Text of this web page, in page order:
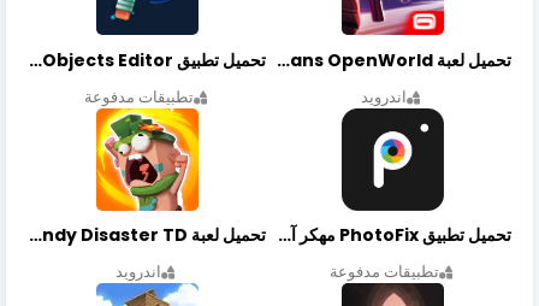
تحميل لعبة Gangstar New Orleans OpenWorld مهكرة أخر إصدار
اندرويد
تحميل تطبيق Retouch Remove Objects Editor مهكرة اخر إصدار
تطبيقات مدفوعة
تحميل تطبيق PhotoFix مهكر آخر إصدار
تطبيقات مدفوعة
تحميل لعبة Candy Disaster TD مهكرة اخر إصدار
اندرويد